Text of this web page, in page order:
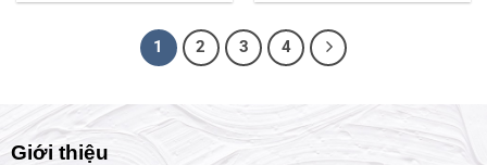
1 2 3 4
Giới thiệu